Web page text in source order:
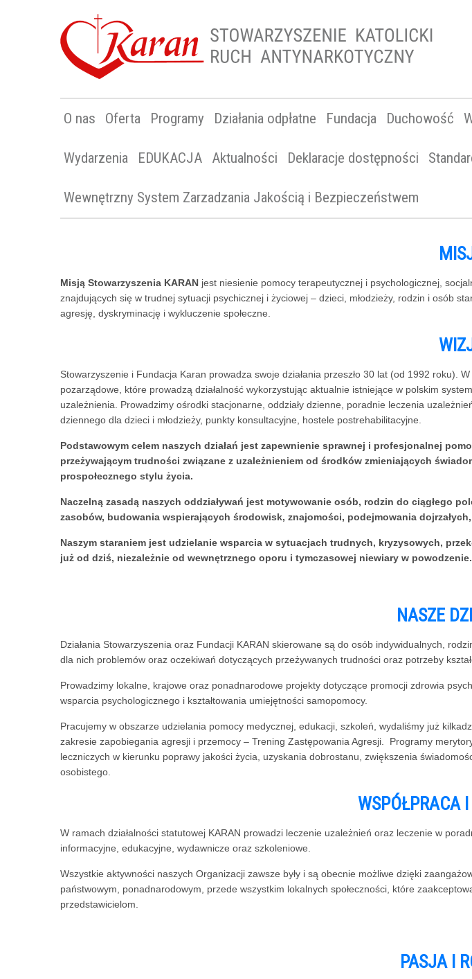
O nas Oferta Programy Działania odpłatne Fundacja Duchowość
Wydarzenia EDUKACJA Aktualności Deklaracje dostępności
Wewnętrzny System Zarzadzania Jakością i Bezpieczeństwem
Misją Stowarzyszenia KARAN jest niesienie pomocy terapeutycznej i psychologicznej,
znajdujących się w trudnej sytuacji psychicznej i życiowej – dzieci, młodzieży, rodzin i osób
agresję, dyskryminację i wykluczenie społeczne.
Stowarzyszenie i Fundacja Karan prowadza swoje działania przeszło 30 lat (od 1992 roku).
pozarządowe, które prowadzą działalność wykorzystując aktualnie istniejące w polskim
uzależnienia. Prowadzimy ośrodki stacjonarne, oddziały dzienne, poradnie leczenia
dziennego dla dzieci i młodzieży, punkty konsultacyjne, hostele postrehabilitacyjne.
Podstawowym celem naszych działań jest zapewnienie sprawnej i profesjonalnej
przeżywającym trudności związane z uzależnieniem od środków zmieniających
prospołecznego stylu życia.
Naczelną zasadą naszych oddziaływań jest motywowanie osób, rodzin do ciągłego
zasobów, budowania wspierających środowisk, znajomości, podejmowania
Naszym staraniem jest udzielanie wsparcia w sytuacjach trudnych, kryzysowych,
już od dziś, niezależnie od wewnętrznego oporu i tymczasowej niewiary w powodzenie.
NASZE
Działania Stowarzyszenia oraz Fundacji KARAN skierowane są do osób indywidualnych,
dla nich problemów oraz oczekiwań dotyczących przeżywanych trudności oraz potrzeby
Prowadzimy lokalne, krajowe oraz ponadnarodowe projekty dotyczące promocji zdrowia
wsparcia psychologicznego i kształtowania umiejętności samopomocy.
Pracujemy w obszarze udzielania pomocy medycznej, edukacji, szkoleń, wydaliśmy już
zakresie zapobiegania agresji i przemocy – Trening Zastępowania Agresji. Programy
leczniczych w kierunku poprawy jakości życia, uzyskania dobrostanu, zwiększenia
osobistego.
WSPÓŁPRACA
W ramach działalności statutowej KARAN prowadzi leczenie uzależnień oraz leczenie w
informacyjne, edukacyjne, wydawnicze oraz szkoleniowe.
Wszystkie aktywności naszych Organizacji zawsze były i są obecnie możliwe dzięki
państwowym, ponadnarodowym, przede wszystkim lokalnych społeczności, które
przedstawicielom.
PASJA I